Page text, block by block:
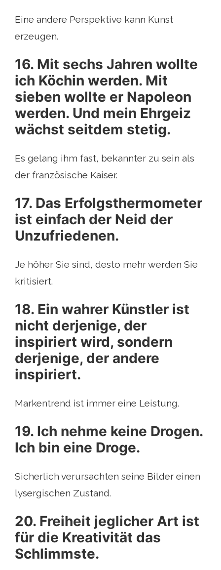
Eine andere Perspektive kann Kunst
erzeugen.
16. Mit sechs Jahren wollte
ich Köchin werden. Mit
sieben wollte er Napoleon
werden. Und mein Ehrgeiz
wächst seitdem stetig.
Es gelang ihm fast, bekannter zu sein als
der französische Kaiser.
17. Das Erfolgsthermometer
ist einfach der Neid der
Unzufriedenen.
Je höher Sie sind, desto mehr werden Sie
kritisiert.
18. Ein wahrer Künstler ist
nicht derjenige, der
inspiriert wird, sondern
derjenige, der andere
inspiriert.
Markentrend ist immer eine Leistung.
19. Ich nehme keine Drogen.
Ich bin eine Droge.
Sicherlich verursachten seine Bilder einen
lysergischen Zustand.
20. Freiheit jeglicher Art ist
für die Kreativität das
Schlimmste.